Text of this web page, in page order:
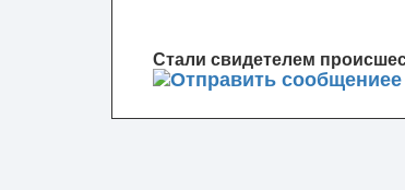
Стали свидетелем